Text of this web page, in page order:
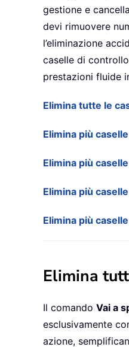
gestione e
devi rimuovere
l’eliminazione
caselle di
prestazioni fluide
Elimina tutte le
Elimina più
Elimina più
Elimina più
Elimina più
Elimina
Il comando Vai a
esclusivamente
azione,